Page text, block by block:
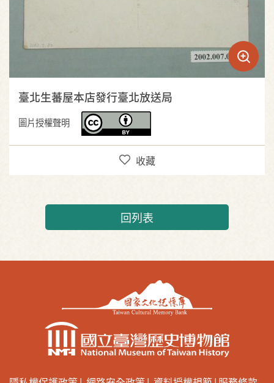
臺北生蕃屋本店發行臺北放送局
圖片授權聲明
收藏
回列表